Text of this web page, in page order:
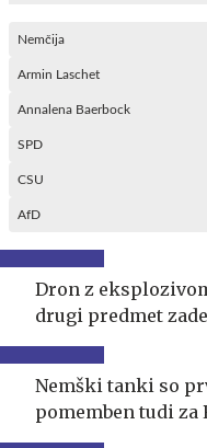
Nemčija
Armin Laschet
Annalena Baerbock
SPD
CSU
AfD
Dron z
drugi predmet
Nemški tanki so
pomemben tudi za